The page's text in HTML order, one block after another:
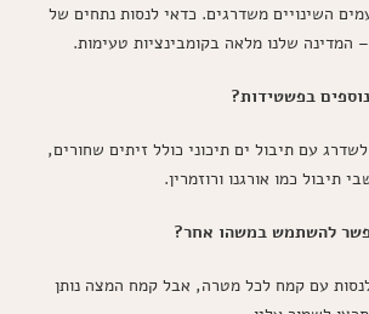
השינויים משדרגים. כדאי לנסות נתחים של
המדינה שלנו מלאה בקומבינציות טעימות.
בפשטידות?
עם תיבול ים תיכוני כולל זיתים שחורים,
תיבול כמו אורגנו ורוזמרין.
להשתמש במשהו אחר?
עם קמח לכל מטרה, אבל קמח המצה נותן